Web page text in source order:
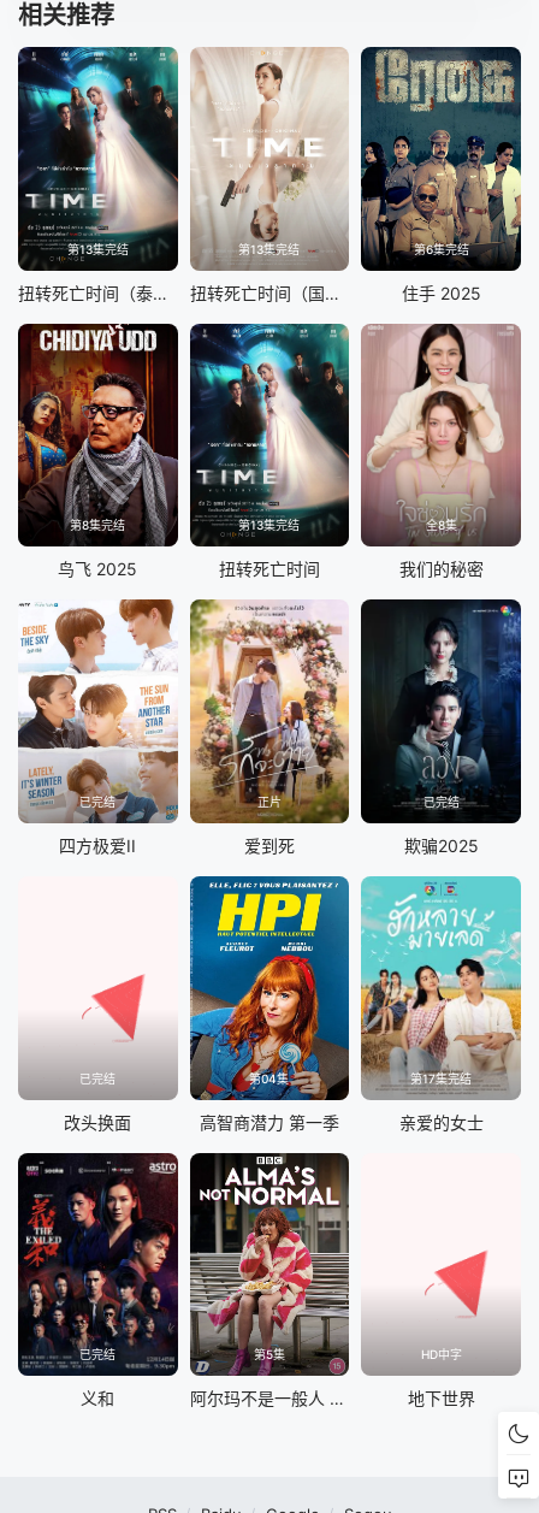
相关推荐
第13集完结
扭转死亡时间（泰语版）
第13集完结
扭转死亡时间（国语版）
第6集完结
住手 2025
第8集完结
鸟飞 2025
第13集完结
扭转死亡时间
全8集
我们的秘密
已完结
四方极爱II
正片
爱到死
已完结
欺骗2025
已完结
改头换面
第04集
高智商潜力 第一季
第17集完结
亲爱的女士
已完结
义和
第5集
阿尔玛不是一般人 第一季
HD中字
地下世界